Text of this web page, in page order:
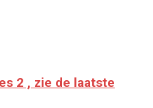
2 , zie de laatste